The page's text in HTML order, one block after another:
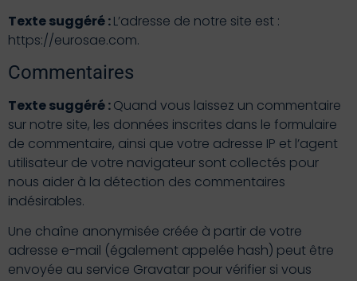
Texte suggéré :L’adresse de notre site est :
https://eurosae.com.
Commentaires
Texte suggéré :Quand vous laissez un commentaire
sur notre site, les données inscrites dans le formulaire
de commentaire, ainsi que votre adresse IP et l’agent
utilisateur de votre navigateur sont collectés pour
nous aider à la détection des commentaires
indésirables.
Une chaîne anonymisée créée à partir de votre
adresse e-mail (également appelée hash) peut être
envoyée au service Gravatar pour vérifier si vous